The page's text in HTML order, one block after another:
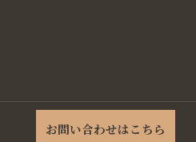
お問い合わせはこちら